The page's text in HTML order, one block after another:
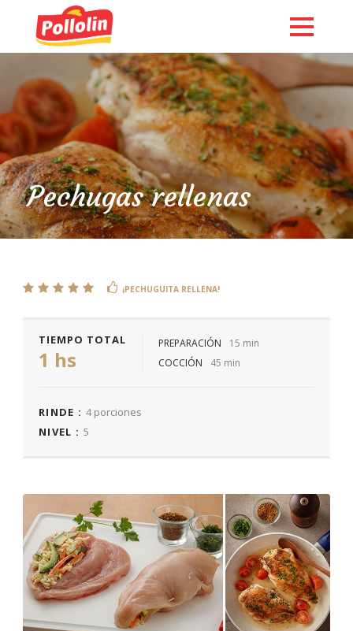
English
Pechugas rellenas
¡PECHUGUITA RELLENA!
TIEMPO TOTAL
1 hs
PREPARACIÓN
15 min
COCCIÓN
45 min
RINDE : 4 porciones
NIVEL : 5